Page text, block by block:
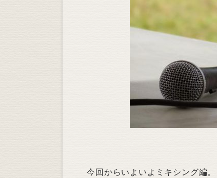
今回からいよいよミキシング編。